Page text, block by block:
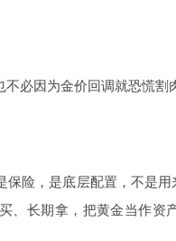
必因为金价回调就恐慌割
保险，是底层配置，不是
长期拿，把黄金当作资